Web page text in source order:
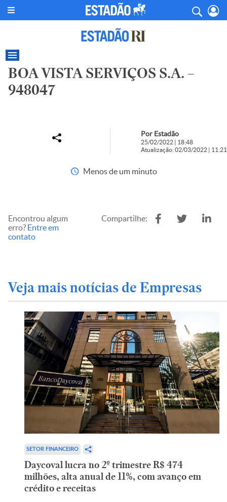
BOA VISTA SERVIÇOS S.A. –
948047
Por Estadão
25/02/2022 | 18:48
Atualização: 02/03/2022 | 11:21
Menos de um minuto
Encontrou algum
erro? Entre em
contato
Compartilhe:
Veja mais notícias de Empresas
SETOR FINANCEIRO
Daycoval lucra no 2º trimestre R$ 474
milhões, alta anual de 11%, com avanço em
crédito e receitas